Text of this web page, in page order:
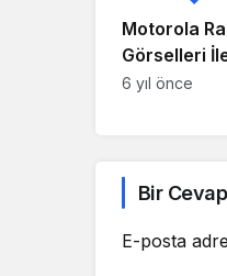
Motorola
Görselleri
6 yıl önce
Bir
E-posta